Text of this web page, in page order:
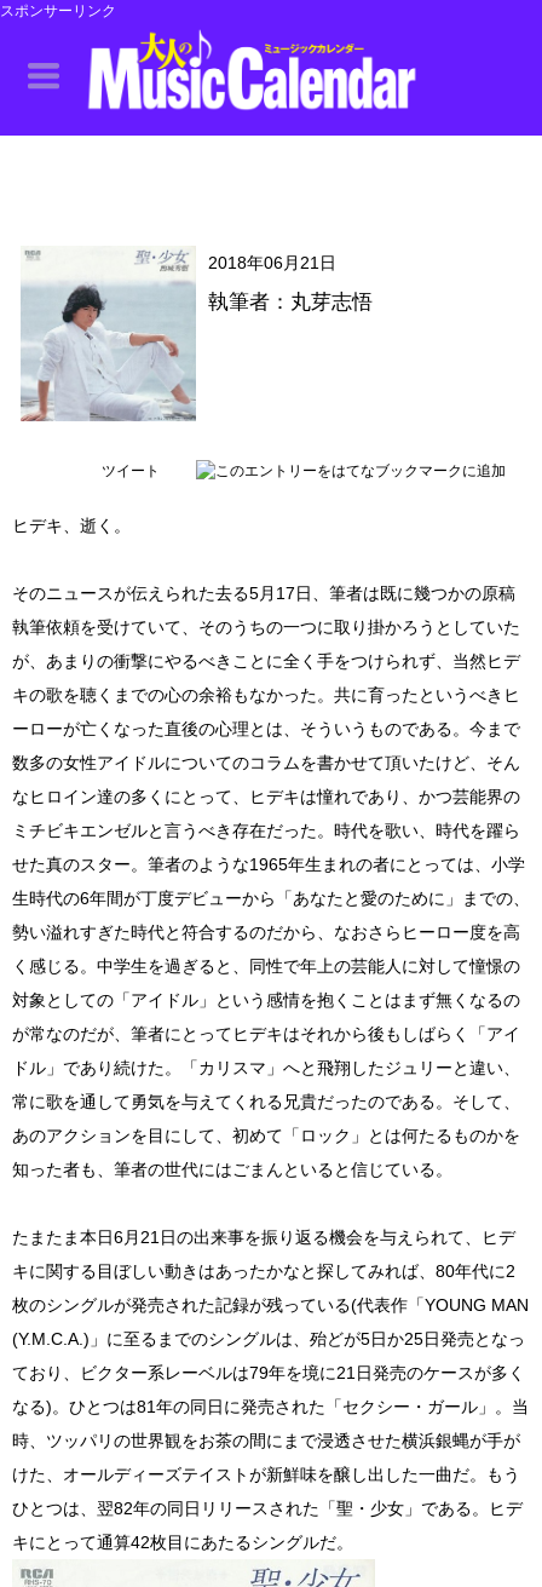
スポンサーリンク
2018年06月21日
執筆者：丸芽志悟
ツイート
ヒデキ、逝く。
そのニュースが伝えられた去る5月17日、筆者は既に幾つかの原稿
執筆依頼を受けていて、そのうちの一つに取り掛かろうとしていた
が、あまりの衝撃にやるべきことに全く手をつけられず、当然ヒデ
キの歌を聴くまでの心の余裕もなかった。共に育ったというべきヒ
ーローが亡くなった直後の心理とは、そういうものである。今まで
数多の女性アイドルについてのコラムを書かせて頂いたけど、そん
なヒロイン達の多くにとって、ヒデキは憧れであり、かつ芸能界の
ミチビキエンゼルと言うべき存在だった。時代を歌い、時代を躍ら
せた真のスター。筆者のような1965年生まれの者にとっては、小学
生時代の6年間が丁度デビューから「あなたと愛のために」までの、
勢い溢れすぎた時代と符合するのだから、なおさらヒーロー度を高
く感じる。中学生を過ぎると、同性で年上の芸能人に対して憧憬の
対象としての「アイドル」という感情を抱くことはまず無くなるの
が常なのだが、筆者にとってヒデキはそれから後もしばらく「アイ
ドル」であり続けた。「カリスマ」へと飛翔したジュリーと違い、
常に歌を通して勇気を与えてくれる兄貴だったのである。そして、
あのアクションを目にして、初めて「ロック」とは何たるものかを
知った者も、筆者の世代にはごまんといると信じている。
たまたま本日6月21日の出来事を振り返る機会を与えられて、ヒデ
キに関する目ぼしい動きはあったかなと探してみれば、80年代に2
枚のシングルが発売された記録が残っている(代表作「YOUNG MAN
(Y.M.C.A.)」に至るまでのシングルは、殆どが5日か25日発売となっ
ており、ビクター系レーベルは79年を境に21日発売のケースが多く
なる)。ひとつは81年の同日に発売された「セクシー・ガール」。当
時、ツッパリの世界観をお茶の間にまで浸透させた横浜銀蝿が手が
けた、オールディーズテイストが新鮮味を醸し出した一曲だ。もう
ひとつは、翌82年の同日リリースされた「聖・少女」である。ヒデ
キにとって通算42枚目にあたるシングルだ。